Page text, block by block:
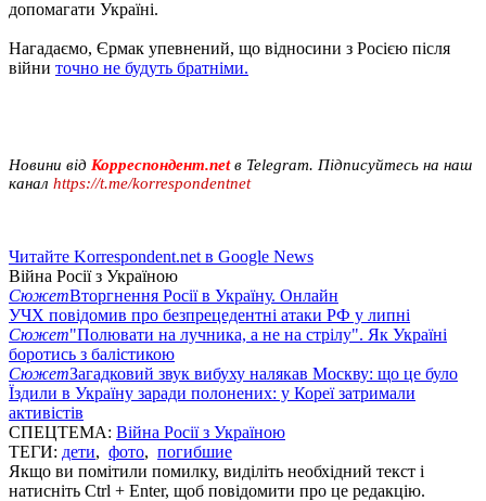
допомагати Україні.
Нагадаємо, Єрмак упевнений, що відносини з Росією після
війни точно не будуть братніми.
Новини від Корреспондент.netв Telegram. Підписуйтесь на наш
канал https://t.me/korrespondentnet
Читайте Korrespondent.net в Google News
Війна Росії з Україною
СюжетВторгнення Росії в Україну. Онлайн
УЧХ повідомив про безпрецедентні атаки РФ у липні
Сюжет"Полювати на лучника, а не на стрілу". Як Україні
боротись з балістикою
СюжетЗагадковий звук вибуху налякав Москву: що це було
Їздили в Україну заради полонених: у Кореї затримали
активістів
СПЕЦТЕМА: Війна Росії з Україною
ТЕГИ: дети, фото, погибшие
Якщо ви помітили помилку, виділіть необхідний текст і
натисніть Ctrl + Enter, щоб повідомити про це редакцію.